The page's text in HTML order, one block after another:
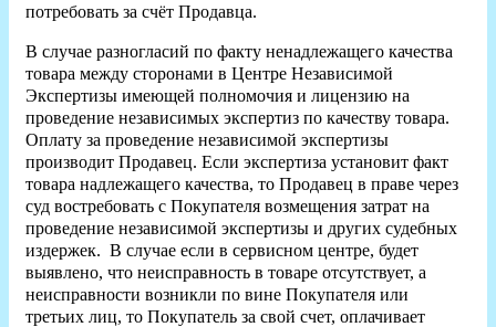
потребовать за счёт Продавца.
В случае разногласий по факту ненадлежащего качества
товара между сторонами в Центре Независимой
Экспертизы имеющей полномочия и лицензию на
проведение независимых экспертиз по качеству товара.
Оплату за проведение независимой экспертизы
производит Продавец. Если экспертиза установит факт
товара надлежащего качества, то Продавец в праве через
суд востребовать с Покупателя возмещения затрат на
проведение независимой экспертизы и других судебных
издержек. В случае если в сервисном центре, будет
выявлено, что неисправность в товаре отсутствует, а
неисправности возникли по вине Покупателя или
третьих лиц, то Покупатель за свой счет, оплачивает